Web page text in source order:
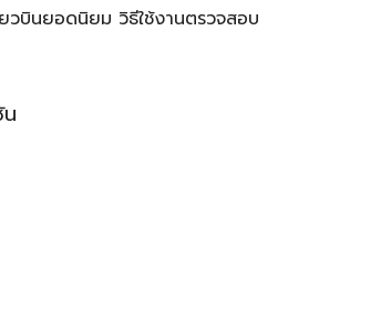
ยวบินยอดนิยม วิธีใช้งานตรวจสอบ